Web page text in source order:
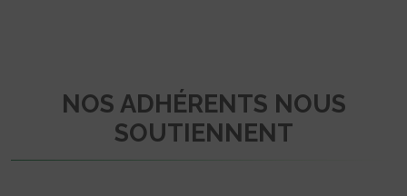
NOS ADHÉRENTS NOUS
SOUTIENNENT